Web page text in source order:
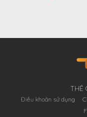
THÊ
Điều khoản sử dụng